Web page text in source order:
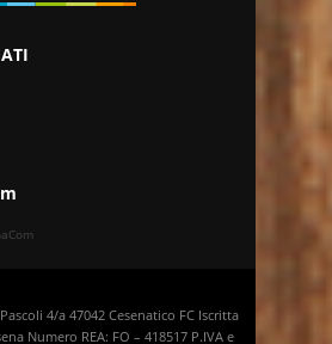
4/a 47042 Cesenatico FC Iscritta
Numero REA: FO – 418517 P.IVA e